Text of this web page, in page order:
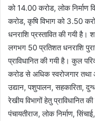
को 14.00 करोड, लोक निर्माण
करोड, कृषि विभाग को 3.50
धनराशि प्रस्तावित की गयी है।
लगभग 50 प्रतिशत धनराशि
प्राविधानित की गयी है। कुल
करोड से अधिक स्वरोजगार तथा
उद्यान, पशुपालन, सहकारिता,
रेखीय विभागों हेतु
पंचायतीराज, लोक निर्माण,